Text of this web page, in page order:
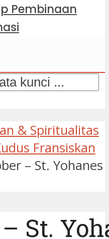
Pembinaan
& Spiritualitas
Fransiskan
– St. Yohanes
St.